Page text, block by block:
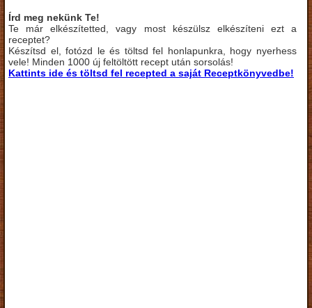
Írd meg nekünk Te!
Te már elkészítetted, vagy most készülsz elkészíteni ezt a
receptet?
Készítsd el, fotózd le és töltsd fel honlapunkra, hogy nyerhess
vele! Minden 1000 új feltöltött recept után sorsolás!
Kattints ide és töltsd fel recepted a saját Receptkönyvedbe!